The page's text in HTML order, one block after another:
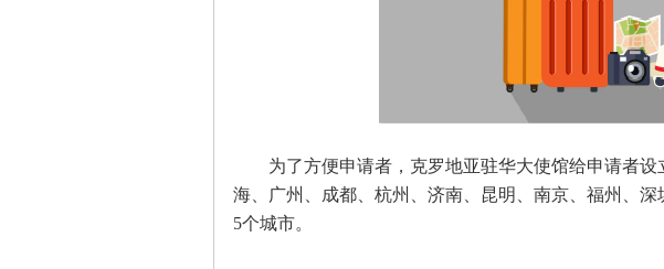
为了方便申请者，克罗地亚驻华大使馆给申请者设
海、广州、成都、杭州、济南、昆明、南京、福州、
5个城市。